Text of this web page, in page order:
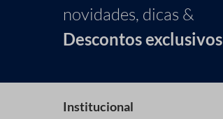
novidades, dicas &
Descontos exclusivos
Institucional